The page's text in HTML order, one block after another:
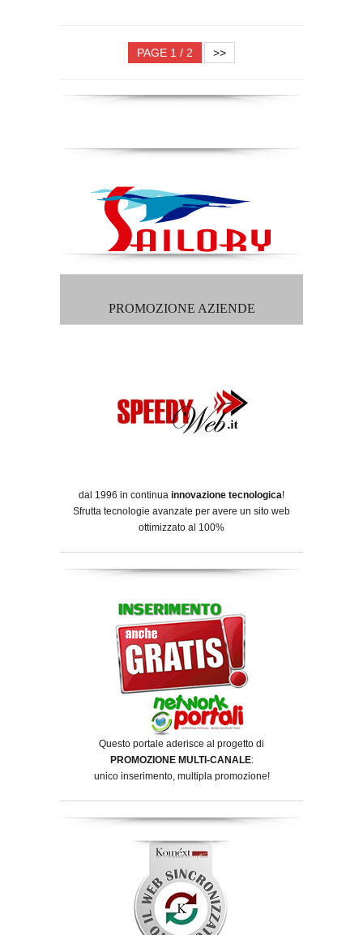
PAGE 1 / 2 >>
PROMOZIONE AZIENDE
dal 1996 in continua innovazione tecnologica!
Sfrutta tecnologie avanzate per avere un sito web
ottimizzato al 100%
Questo portale aderisce al progetto di
PROMOZIONE MULTI-CANALE:
unico inserimento, multipla promozione!